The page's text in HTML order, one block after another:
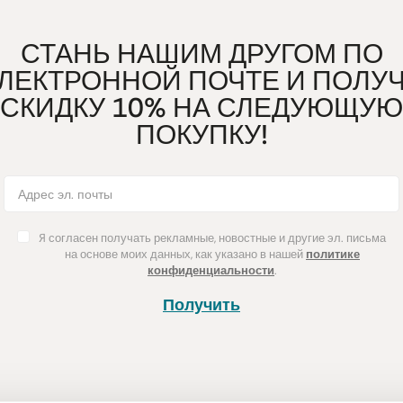
СТАНЬ НАШИМ ДРУГОМ ПО
ПОЧТЕ И
СКИДКУ 10% НА СЛЕДУЮЩУЮ
ПОКУПКУ!
Я согласен получать рекламные, новостные и другие эл. письма
на основе моих данных, как указано в нашей политике
конфиденциальности.
Получить